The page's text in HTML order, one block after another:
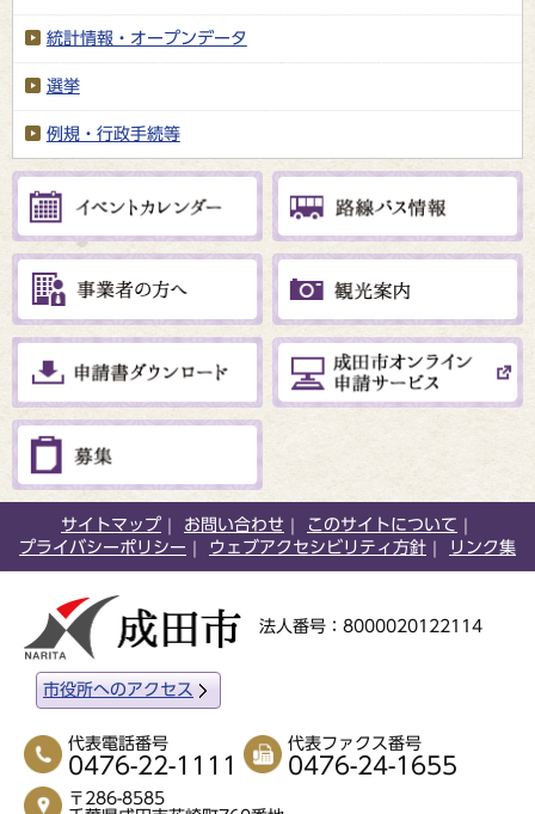
統計情報・オープンデータ
選挙
例規・行政手続等
サイトマップ お問い合わせ
このサイトについて
プライバシーポリシー
ウェブアクセシビリティ方針 リンク集
法人番号：8000020122114
市役所へのアクセス
代表電話番号
0476-22-1111
代表ファクス番号
0476-24-1655
〒286-8585